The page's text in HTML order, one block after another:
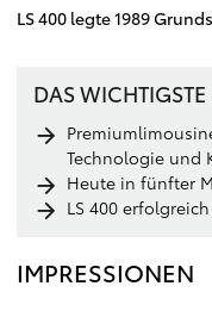
LS 400 legte 1989
DAS
Technologie und
Heute in fünfter
LS 400
IMPRESSIONEN